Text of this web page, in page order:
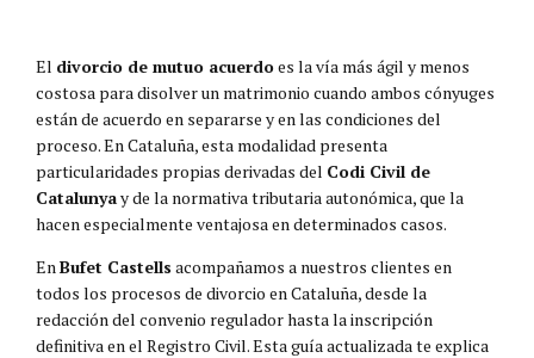
El divorcio de mutuo acuerdoes la vía más ágil y menos
costosa para disolver un matrimonio cuando ambos cónyuges
están de acuerdo en separarse y en las condiciones del
proceso. En Cataluña, esta modalidad presenta
particularidades propias derivadas del Codi Civil de
Catalunyay de la normativa tributaria autonómica, que la
hacen especialmente ventajosa en determinados casos.
En Bufet Castells acompañamos a nuestros clientes en
todos los procesos de divorcio en Cataluña, desde la
redacción del convenio regulador hasta la inscripción
definitiva en el Registro Civil. Esta guía actualizada te explica